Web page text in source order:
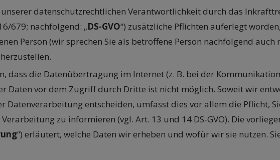
datenschutzrechtlichen Verantwortlichkeit durch das
679; nachfolgend: „DS-GVO“) zusätzliche Pflichten auferlegt
Person (wir sprechen Sie als betroffene Person nachfolgend auch
dass die Datenübertragung im Internet (z. B. bei der
Daten vor dem Zugriff durch Dritte ist nicht möglich. Soweit wir
Datenverarbeitung entscheiden, umfasst dies vor allem die Pflicht,
zu informieren (vgl. Art. 13 und 14 DS-GVO). Die
“) erläutert, welche Daten wir erheben und wofür wir sie nutzen.